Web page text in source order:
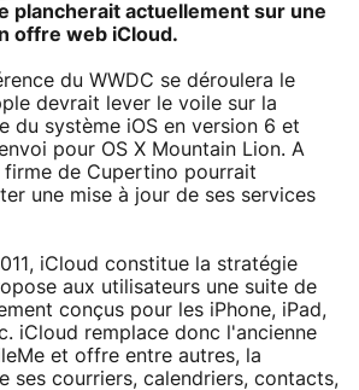
plancherait actuellement sur une
offre web iCloud.
du WWDC se déroulera le
devrait lever le voile sur la
du système iOS en version 6 et
pour OS X Mountain Lion. A
de Cupertino pourrait
une mise à jour de ses services
iCloud constitue la stratégie
aux utilisateurs une suite de
conçus pour les iPhone, iPad,
iCloud remplace donc l'ancienne
et offre entre autres, la
ses courriers, calendriers, contacts,